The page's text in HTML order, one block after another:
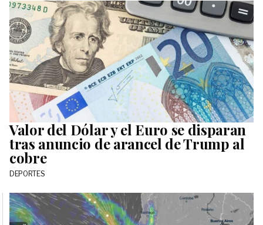
Valor del Dólar y el Euro se disparan
tras anuncio de arancel de Trump al
cobre
DEPORTES